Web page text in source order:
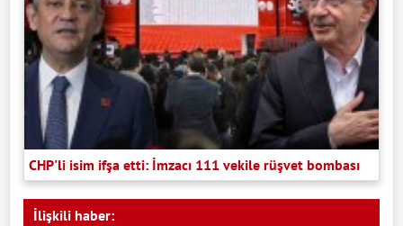
CHP'li isim ifşa etti: İmzacı 111 vekile rüşvet bombası
İlişkili haber: